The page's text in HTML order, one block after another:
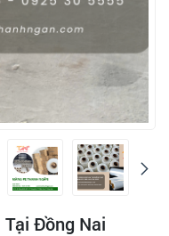
Tại Đồng Nai